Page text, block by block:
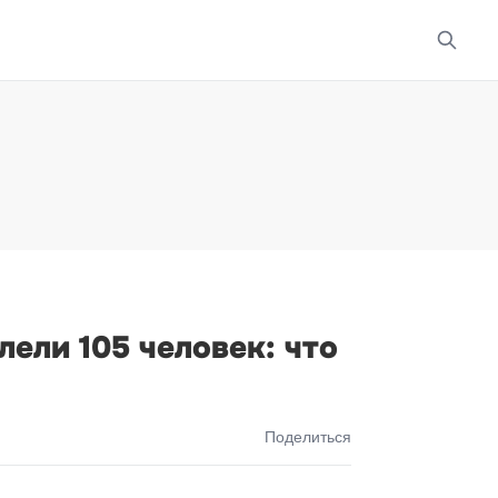
105 человек: что
Поделиться